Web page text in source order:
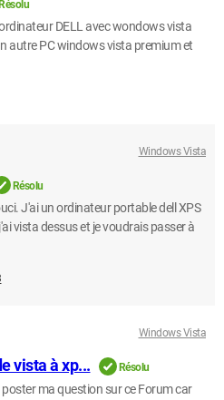
Résolu
DELL avec wondows vista
autre PC windows vista premium et
Windows Vista
Résolu
J'ai un ordinateur portable dell XPS
vista dessus et je voudrais passer à
Windows Vista
vista à xp... Résolu
ma question sur ce Forum car